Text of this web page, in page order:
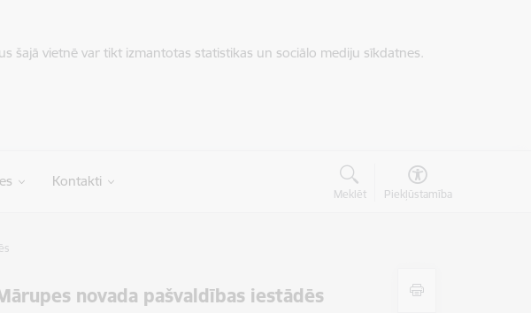
šajā vietnē var tikt izmantotas statistikas un sociālo mediju sīkdatnes.
Kontakti
Meklēt Piekļūstamība
novada pašvaldības iestādēs